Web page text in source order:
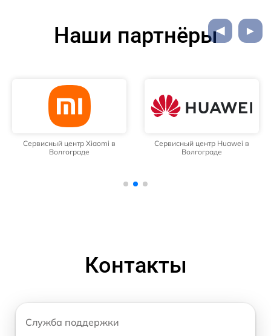
Наши партнёры
Сервисный центр Xiaomi в
Волгограде
Сервисный центр Huawei в
Волгограде
Контакты
Служба поддержки